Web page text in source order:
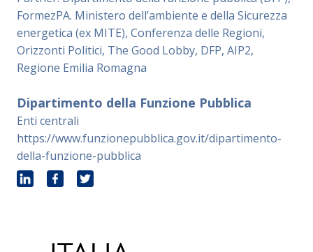
FormezPA. Ministero dell’ambiente e della Sicurezza
energetica (ex MITE), Conferenza delle Regioni,
Orizzonti Politici, The Good Lobby, DFP, AIP2,
Regione Emilia Romagna
Dipartimento della Funzione Pubblica
Enti centrali
https://www.funzionepubblica.gov.it/dipartimento-
della-funzione-pubblica